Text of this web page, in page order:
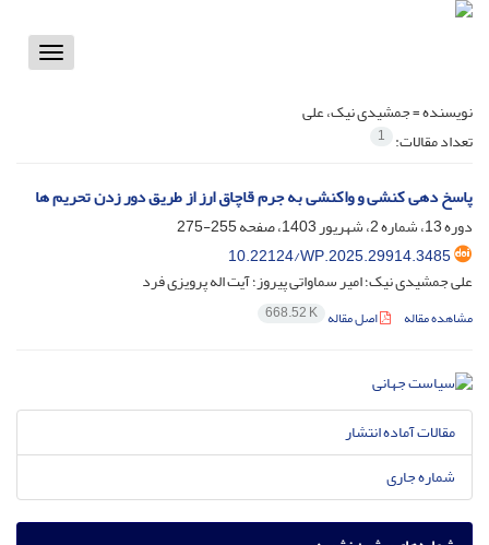
Toggle
نویسنده =جمشیدی نیک، علی
تعداد مقالات: 1
پاسخ دهی کنشی و واکنشی به جرم قاچاق ارز از طریق دور زدن تحریم ها
دوره 13، شماره 2، شهریور 1403، صفحه
255-275
10.22124/WP.2025.29914.3485
علی جمشیدی نیک؛ امیر سماواتی پیروز؛ آیت اله پرویزی فرد
مشاهده مقاله اصل مقاله 668.52 K
مقالات آماده انتشار
شماره جاری